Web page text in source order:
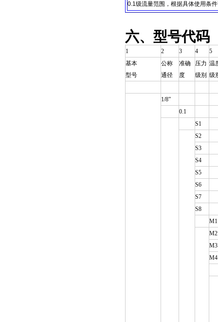
0.1级流量范围，根据具体使用条
六、型号代码
1 2 3 4
5
基本
型号
公称
通径
准确
度
压力
级别
温
级
1/8”
0.1
S1
S2
S3
S4
S5
S6
S7
S8
M1
M2
M3
M4